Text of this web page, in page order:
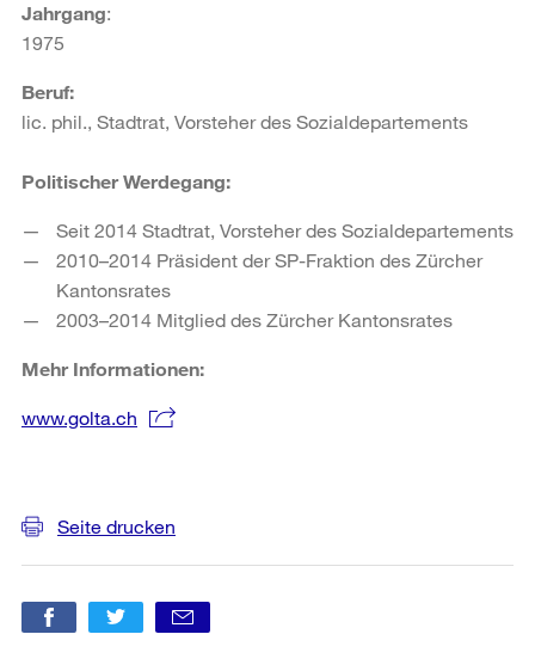
Jahrgang:
1975
Beruf:
lic. phil., Stadtrat, Vorsteher des Sozialdepartements
Politischer Werdegang:
Seit 2014 Stadtrat, Vorsteher des Sozialdepartements
2010–2014 Präsident der SP-Fraktion des Zürcher
Kantonsrates
2003–2014 Mitglied des Zürcher Kantonsrates
Mehr Informationen:
www.golta.ch
Seite drucken